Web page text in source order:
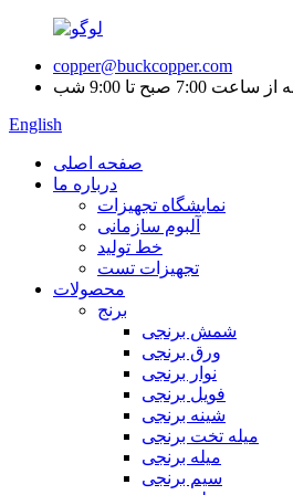
copper@buckcopper.com
صبح تا 9:00 شب
English
صفحه اصلی
درباره ما
نمایشگاه تجهیزات
آلبوم سازمانی
خط تولید
تجهیزات تست
محصولات
برنج
شمش برنجی
ورق برنجی
نوار برنجی
فویل برنجی
شینه برنجی
میله تخت برنجی
میله برنجی
سیم برنجی